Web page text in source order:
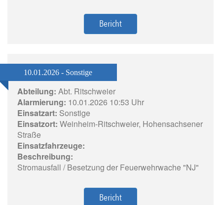
Bericht
10.01.2026 - Sonstige
Abteilung: Abt. Ritschweier
Alarmierung: 10.01.2026 10:53 Uhr
Einsatzart: Sonstige
Einsatzort: Weinheim-Ritschweier, Hohensachsener
Straße
Einsatzfahrzeuge:
Beschreibung:
Stromausfall / Besetzung der Feuerwehrwache "NJ"
Bericht